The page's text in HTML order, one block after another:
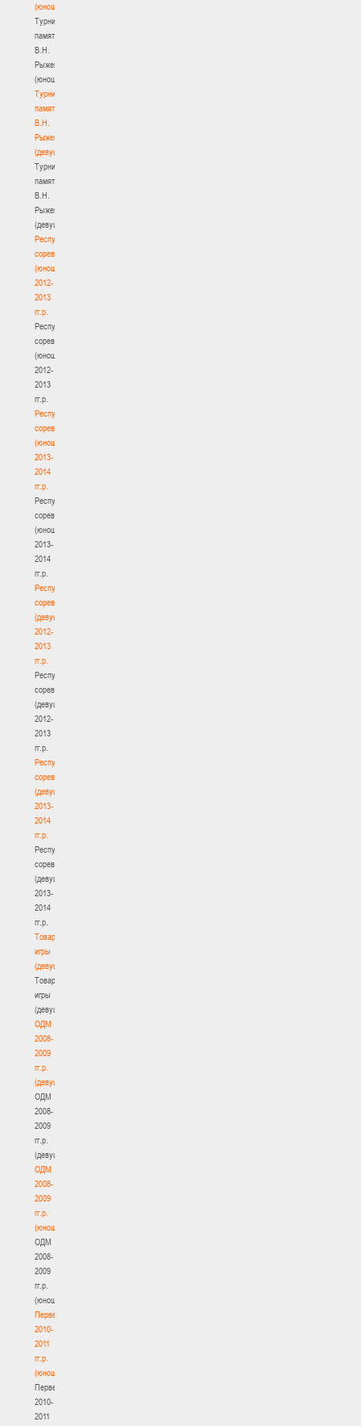
(юноши)
Турнир
памяти
В.Н.
Рыженкова
(юноши)
Турнир
памяти
В.Н.
Рыженкова
(девушки)
Турнир
памяти
В.Н.
Рыженкова
(девушки)
Республиканские
соревнования
(юноши)
2012-
2013
гг.р.
Республиканские
соревнования
(юноши)
2012-
2013
гг.р.
Республиканские
соревнования
(юноши)
2013-
2014
гг.р.
Республиканские
соревнования
(юноши)
2013-
2014
гг.р.
Республиканские
соревнования
(девушки)
2012-
2013
гг.р.
Республиканские
соревнования
(девушки)
2012-
2013
гг.р.
Республиканские
соревнования
(девушки)
2013-
2014
гг.р.
Республиканские
соревнования
(девушки)
2013-
2014
гг.р.
Товарищеские
игры
(девушки)
Товарищеские
игры
(девушки)
ОДМ
2008-
2009
гг.р.
(девушки)
ОДМ
2008-
2009
гг.р.
(девушки)
ОДМ
2008-
2009
гг.р.
(юноши)
ОДМ
2008-
2009
гг.р.
(юноши)
Первенство
2010-
2011
гг.р.
(юноши)
Первенство
2010-
2011